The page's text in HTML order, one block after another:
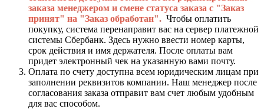
заказа менеджером и смене статуса заказа с "Заказ
принят" на "Заказ обработан". Чтобы оплатить
покупку, система перенаправит вас на сервер платежной
системы Сбербанк. Здесь нужно ввести номер карты,
срок действия и имя держателя. После оплаты вам
придет электронный чек на указанную вами почту.
Оплата по счету доступна всем юридическим лицам при
заполнении реквизитов компании. Наш менеджер после
согласования заказа отправит вам счет любым удобным
для вас способом.